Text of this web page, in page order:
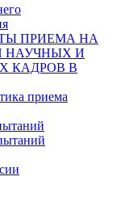
ПРИЕМА НА
НАУЧНЫХ И
КАДРОВ В
приема